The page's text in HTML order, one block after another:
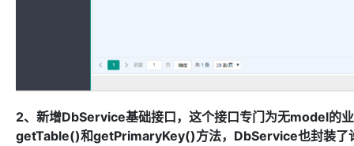
2、新增DbService基础接口，这个接口专门为无model的
getTable()和getPrimaryKey()方法，DbService也封装了